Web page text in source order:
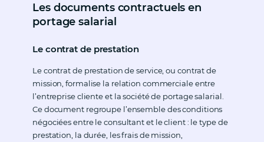
Les documents contractuels en
portage salarial
Le contrat de prestation
Le contrat de prestation de service, ou contrat de
mission, formalise la relation commerciale entre
l’entreprise cliente et la société de portage salarial.
Ce document regroupe l’ensemble des conditions
négociées entre le consultant et le client : le type de
prestation, la durée, les frais de mission,